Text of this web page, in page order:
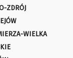
ZDRÓJ
WIELKA